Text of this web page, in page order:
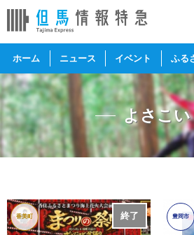
ホーム ニュース イベント ふる
よさこい
終了
香美町 豊岡市